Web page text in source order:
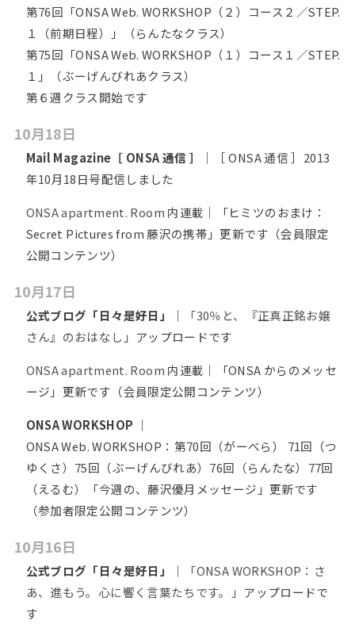
第76回「ONSA Web. WORKSHOP（２）コース２／STEP.
１（前期日程）」（らんたなクラス）
第75回「ONSA Web. WORKSHOP（１）コース１／STEP.
１」（ぶーげんびれあクラス）
第６週クラス開始です
10月18日
Mail Magazine［ ONSA 通信 ］
｜［ ONSA 通信 ］2013
年10月18日号配信しました
ONSA apartment. Room 内連載｜「ヒミツのおまけ：
Secret Pictures from 藤沢の携帯」更新です（会員限定
公開コンテンツ）
10月17日
公式ブログ「日々是好日」 ｜
「30％と、『正真正銘お嬢
さん』のおはなし」 アップロードです
ONSA apartment. Room 内連載｜「ONSA からのメッセ
ージ」更新です（会員限定公開コンテンツ）
ONSA WORKSHOP ｜
ONSA Web. WORKSHOP：第70回（がーべら） 71回（つ
ゆくさ）75回（ぶーげんびれあ）76回（らんたな）77回
（えるむ）「今週の、藤沢優月メッセージ」更新です
（参加者限定公開コンテンツ）
10月16日
公式ブログ「日々是好日」 ｜
「ONSA WORKSHOP：さ
あ、進もう。心に響く言葉たちです。」 アップロードで
す